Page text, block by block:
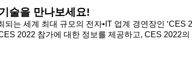
술을 만나보세요!
는 세계 최대 규모의 전자•IT 업계 경연장인 ‘CES
2022 참가에 대한 정보를 제공하고, CES 2022